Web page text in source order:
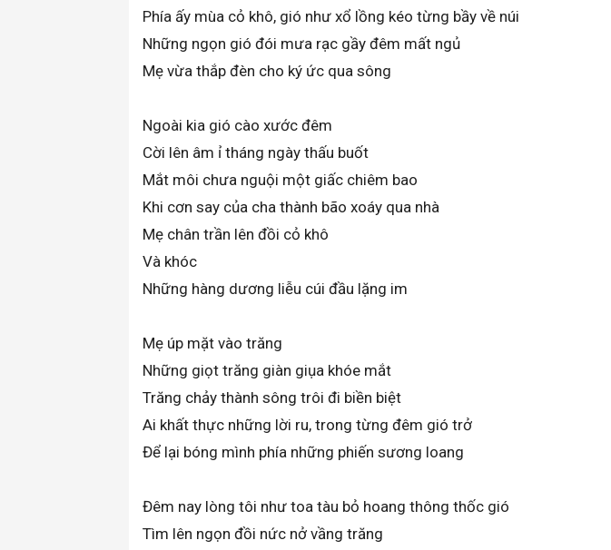
Phía ấy mùa cỏ khô, gió như xổ lồng kéo từng bầy về núi
Những ngọn gió đói mưa rạc gầy đêm mất ngủ
Mẹ vừa thắp đèn cho ký ức qua sông
Ngoài kia gió cào xước đêm
Cời lên âm ỉ tháng ngày thấu buốt
Mắt môi chưa nguội một giấc chiêm bao
Khi cơn say của cha thành bão xoáy qua nhà
Mẹ chân trần lên đồi cỏ khô
Và khóc
Những hàng dương liễu cúi đầu lặng im
Mẹ úp mặt vào trăng
Những giọt trăng giàn giụa khóe mắt
Trăng chảy thành sông trôi đi biền biệt
Ai khất thực những lời ru, trong từng đêm gió trở
Để lại bóng mình phía những phiến sương loang
Đêm nay lòng tôi như toa tàu bỏ hoang thông thốc gió
Tìm lên ngọn đồi nức nở vầng trăng